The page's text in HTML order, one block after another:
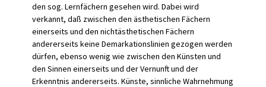
den sog. Lernfächern gesehen wird. Dabei wird
verkannt, daß zwischen den ästhetischen Fächern
einerseits und den nichtästhetischen Fächern
andererseits keine Demarkationslinien gezogen werden
dürfen, ebenso wenig wie zwischen den Künsten und
den Sinnen einerseits und der Vernunft und der
Erkenntnis andererseits. Künste, sinnliche Wahrnehmung